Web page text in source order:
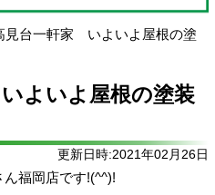
見台一軒家 いよいよ屋根の塗
よいよ屋根の塗装
更新日時:2021年02月26日
福岡店です!(^^)!